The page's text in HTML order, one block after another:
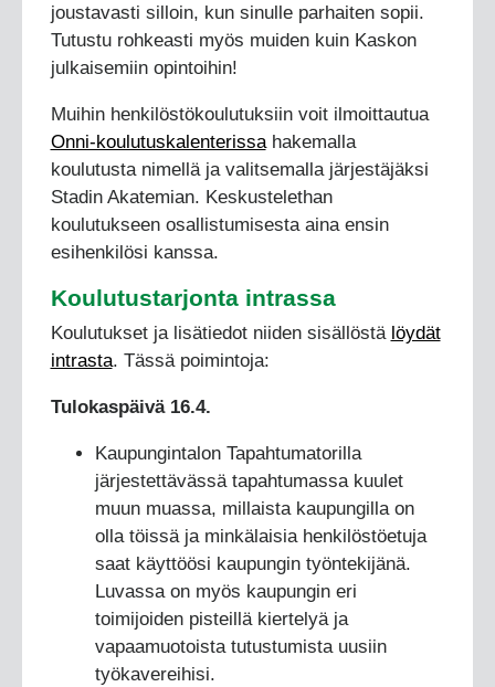
joustavasti silloin, kun sinulle parhaiten sopii.
Tutustu rohkeasti myös muiden kuin Kaskon
julkaisemiin opintoihin!
Muihin henkilöstökoulutuksiin voit ilmoittautua
Onni-koulutuskalenterissahakemalla
koulutusta nimellä ja valitsemalla järjestäjäksi
Stadin Akatemian. Keskustelethan
koulutukseen osallistumisesta aina ensin
esihenkilösi kanssa.
Koulutustarjonta intrassa
Koulutukset ja lisätiedot niiden sisällöstä löydät
intrasta. Tässä poimintoja:
Tulokaspäivä 16.4.
Kaupungintalon Tapahtumatorilla
järjestettävässä tapahtumassa kuulet
muun muassa, millaista kaupungilla on
olla töissä ja minkälaisia henkilöstöetuja
saat käyttöösi kaupungin työntekijänä.
Luvassa on myös kaupungin eri
toimijoiden pisteillä kiertelyä ja
vapaamuotoista tutustumista uusiin
työkavereihisi.